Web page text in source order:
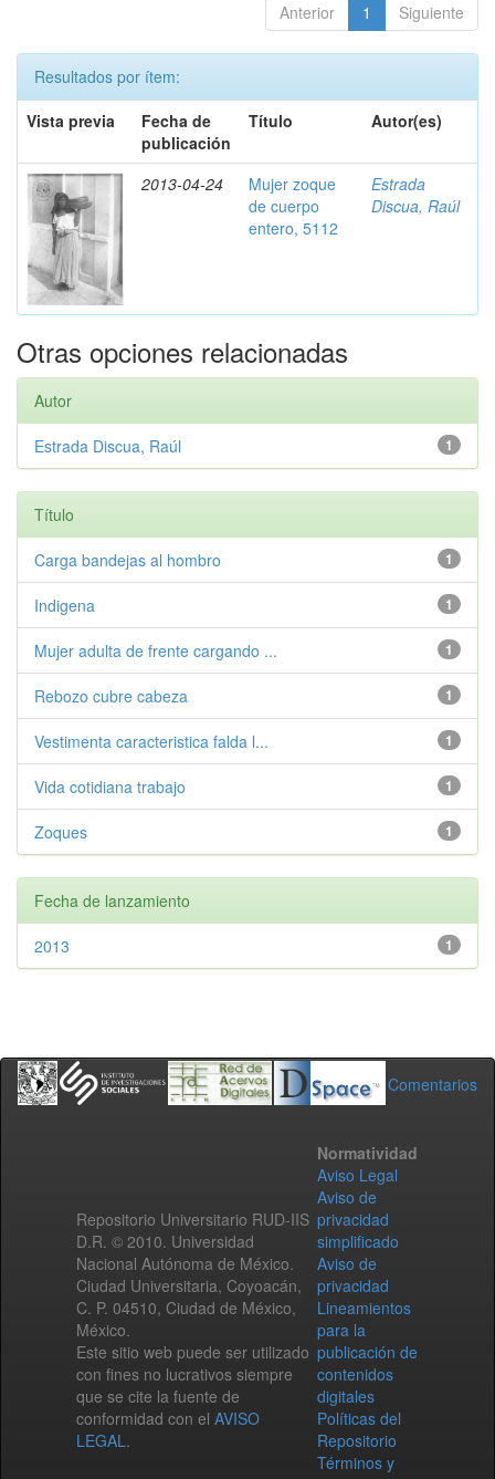
Anterior 1 Siguiente
Resultados por ítem:
Vista previa
Fecha de
publicación
Título Autor(es)
2013-04-24
Mujer zoque
de cuerpo
entero, 5112
Estrada
Discua, Raúl
Otras opciones relacionadas
Autor
1
Estrada Discua, Raúl
Título
1
Carga bandejas al hombro
1
Indigena
1
Mujer adulta de frente cargando ...
1
Rebozo cubre cabeza
1
Vestimenta caracteristica falda l...
1
Vida cotidiana trabajo
1
Zoques
Fecha de lanzamiento
1
2013
Comentarios
Repositorio Universitario RUD-IIS
D.R. © 2010. Universidad
Nacional Autónoma de México.
Ciudad Universitaria, Coyoacán,
C. P. 04510, Ciudad de México,
México.
Este sitio web puede ser utilizado
con fines no lucrativos siempre
que se cite la fuente de
conformidad con el AVISO
LEGAL.
Normatividad
Aviso Legal
Aviso de
privacidad
simplificado
Aviso de
privacidad
Lineamientos
para la
publicación de
contenidos
digitales
Políticas del
Repositorio
Términos y